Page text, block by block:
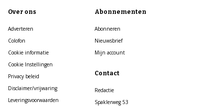
Over ons
Adverteren
Colofon
Cookie informatie
Cookie Instellingen
Privacy beleid
Disclaimer/vrijwaring
Leveringsvoorwaarden
Abonnementen
Abonneren
Nieuwsbrief
Mijn account
Contact
Redactie
Spaklerweg 53